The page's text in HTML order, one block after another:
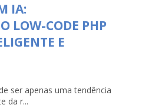
IA:
LOW-CODE PHP
E
ser apenas uma tendência
da r...